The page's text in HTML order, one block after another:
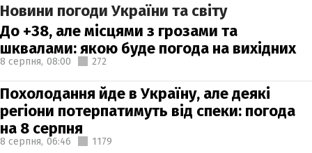
Новини погоди України та світу
До +38, але місцями з грозами та
шквалами: якою буде погода на вихідних
8 серпня, 08:00 272
Похолодання йде в Україну, але деякі
регіони потерпатимуть від спеки: погода
на 8 серпня
8 серпня, 06:46 1179